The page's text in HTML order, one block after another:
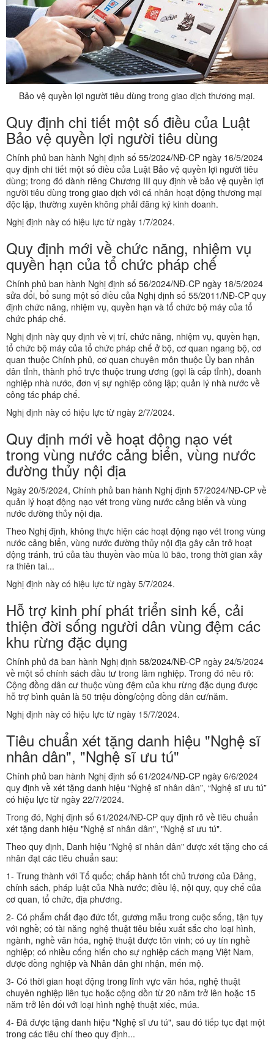
Bảo vệ quyền lợi người tiêu dùng trong giao dịch thương mại.
Quy định chi tiết một số điều của Luật
Bảo vệ quyền lợi người tiêu dùng
Chính phủ ban hành Nghị định số 55/2024/NĐ-CP ngày 16/5/2024
quy định chi tiết một số điều của Luật Bảo vệ quyền lợi người tiêu
dùng; trong đó dành riêng Chương III quy định về bảo vệ quyền lợi
người tiêu dùng trong giao dịch với cá nhân hoạt động thương mại
độc lập, thường xuyên không phải đăng ký kinh doanh.
Nghị định này có hiệu lực từ ngày 1/7/2024.
Quy định mới về chức năng, nhiệm vụ
quyền hạn của tổ chức pháp chế
Chính phủ ban hành Nghị định số 56/2024/NĐ-CP ngày 18/5/2024
sửa đổi, bổ sung một số điều của Nghị định số 55/2011/NĐ-CP quy
định chức năng, nhiệm vụ, quyền hạn và tổ chức bộ máy của tổ
chức pháp chế.
Nghị định này quy định về vị trí, chức năng, nhiệm vụ, quyền hạn,
tổ chức bộ máy của tổ chức pháp chế ở bộ, cơ quan ngang bộ, cơ
quan thuộc Chính phủ, cơ quan chuyên môn thuộc Ủy ban nhân
dân tỉnh, thành phố trực thuộc trung ương (gọi là cấp tỉnh), doanh
nghiệp nhà nước, đơn vị sự nghiệp công lập; quản lý nhà nước về
công tác pháp chế.
Nghị định này có hiệu lực từ ngày 2/7/2024.
Quy định mới về hoạt động nạo vét
trong vùng nước cảng biển, vùng nước
đường thủy nội địa
Ngày 20/5/2024, Chính phủ ban hành Nghị định 57/2024/NĐ-CP về
quản lý hoạt động nạo vét trong vùng nước cảng biển và vùng
nước đường thủy nội địa.
Theo Nghị định, không thực hiện các hoạt động nạo vét trong vùng
nước cảng biển, vùng nước đường thủy nội địa gây cản trở hoạt
động tránh, trú của tàu thuyền vào mùa lũ bão, trong thời gian xảy
ra thiên tai...
Nghị định này có hiệu lực từ ngày 5/7/2024.
Hỗ trợ kinh phí phát triển sinh kế, cải
thiện đời sống người dân vùng đệm các
khu rừng đặc dụng
Chính phủ đã ban hành Nghị định 58/2024/NĐ-CP ngày 24/5/2024
về một số chính sách đầu tư trong lâm nghiệp. Trong đó nêu rõ:
Cộng đồng dân cư thuộc vùng đệm của khu rừng đặc dụng được
hỗ trợ bình quân là 50 triệu đồng/cộng đồng dân cư/năm.
Nghị định này có hiệu lực từ ngày 15/7/2024.
Tiêu chuẩn xét tặng danh hiệu "Nghệ sĩ
nhân dân", "Nghệ sĩ ưu tú"
Chính phủ ban hành Nghị định số 61/2024/NĐ-CP ngày 6/6/2024
quy định về xét tặng danh hiệu “Nghệ sĩ nhân dân”, “Nghệ sĩ ưu tú”
có hiệu lực từ ngày 22/7/2024.
Trong đó, Nghị định số 61/2024/NĐ-CP quy định rõ về tiêu chuẩn
xét tặng danh hiệu "Nghệ sĩ nhân dân", "Nghệ sĩ ưu tú".
Theo quy định, Danh hiệu "Nghệ sĩ nhân dân" được xét tặng cho cá
nhân đạt các tiêu chuẩn sau:
1- Trung thành với Tổ quốc; chấp hành tốt chủ trương của Đảng,
chính sách, pháp luật của Nhà nước; điều lệ, nội quy, quy chế của
cơ quan, tổ chức, địa phương.
2- Có phẩm chất đạo đức tốt, gương mẫu trong cuộc sống, tận tụy
với nghề; có tài năng nghệ thuật tiêu biểu xuất sắc cho loại hình,
ngành, nghề văn hóa, nghệ thuật được tôn vinh; có uy tín nghề
nghiệp; có nhiều cống hiến cho sự nghiệp cách mạng Việt Nam,
được đồng nghiệp và Nhân dân ghi nhận, mến mộ.
3- Có thời gian hoạt động trong lĩnh vực văn hóa, nghệ thuật
chuyên nghiệp liên tục hoặc cộng dồn từ 20 năm trở lên hoặc 15
năm trở lên đối với loại hình nghệ thuật xiếc, múa.
4- Đã được tặng danh hiệu "Nghệ sĩ ưu tú", sau đó tiếp tục đạt một
trong các tiêu chí theo quy định...